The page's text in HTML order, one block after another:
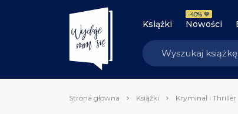
Książki Nowości
-40% 💙
Strona główna Książki Kryminał i Thriller